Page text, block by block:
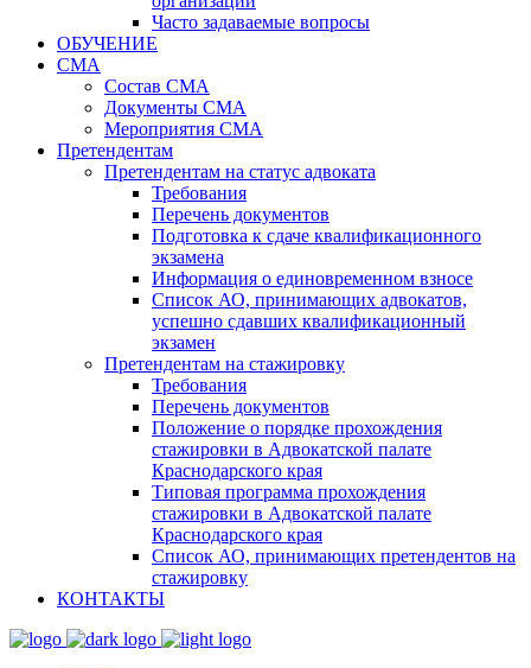
Часто задаваемые вопросы
ОБУЧЕНИЕ
СМА
Состав СМА
Документы СМА
Мероприятия СМА
Претендентам
Претендентам на статус адвоката
Требования
Перечень документов
Подготовка к сдаче квалификационного
экзамена
Информация о единовременном взносе
Список АО, принимающих адвокатов,
успешно сдавших квалификационный
экзамен
Претендентам на стажировку
Требования
Перечень документов
Положение о порядке прохождения
стажировки в Адвокатской палате
Краснодарского края
Типовая программа прохождения
стажировки в Адвокатской палате
Краснодарского края
Список АО, принимающих претендентов на
стажировку
КОНТАКТЫ